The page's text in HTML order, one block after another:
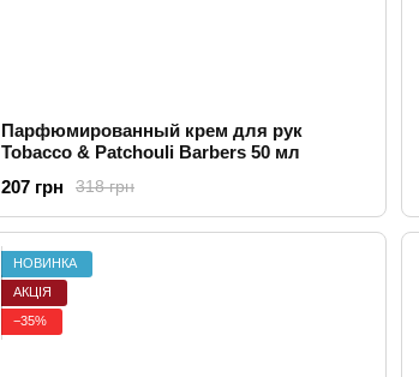
Парфюмированный крем для рук
Tobacco & Patchouli Barbers 50 мл
318 грн
207 грн
НОВИНКА
АКЦІЯ
−35%